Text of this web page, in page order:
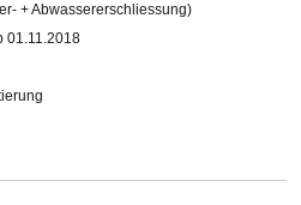
+ Abwassererschliessung)
01.11.2018